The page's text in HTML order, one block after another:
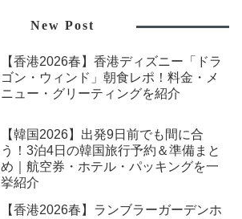
New Post
【香港2026春】香港ディズニー「ドラ
ゴン・ウィンド」朝食レポ！料金・メ
ニュー・グリーティングを紹介
【韓国2026】出発9日前でも間に合
う！3泊4日の韓国旅行予約＆準備まと
め｜航空券・ホテル・パッキングを一
挙紹介
【香港2026春】ランブラーガーデンホ